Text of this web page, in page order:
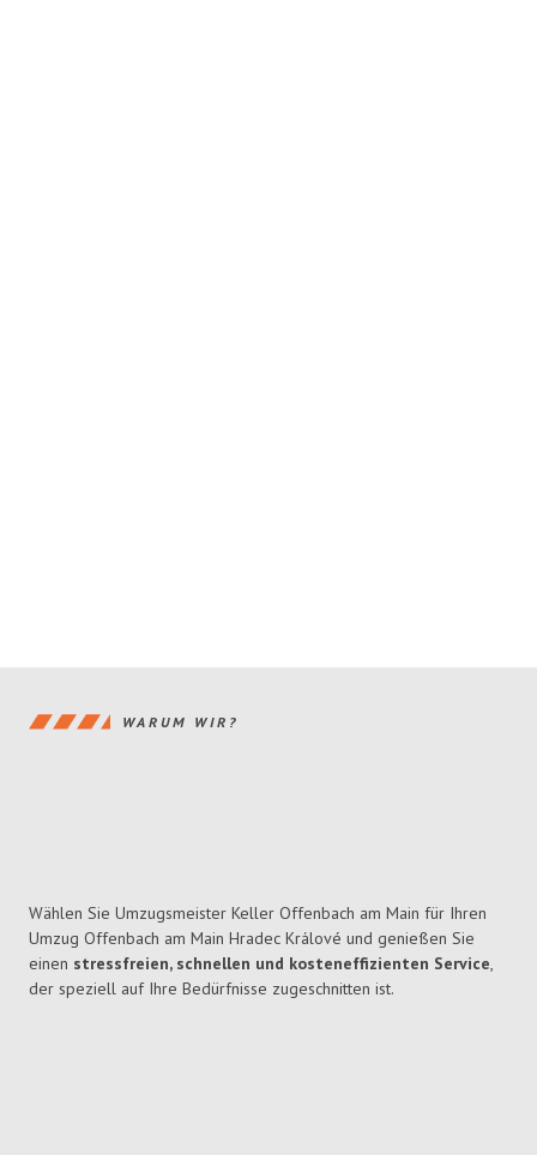
WARUM WIR?
Wählen Sie Umzugsmeister Keller Offenbach am Main für Ihren
Umzug Offenbach am Main Hradec Králové und genießen Sie
einen stressfreien, schnellen und kosteneffizienten Service,
der speziell auf Ihre Bedürfnisse zugeschnitten ist.